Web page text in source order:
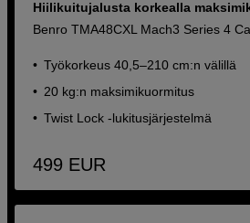
Hiilikuitujalusta korkealla
Benro TMA48CXL Mach3 Series 4
Työkorkeus 40,5–210 cm:n välillä
20 kg:n maksimikuormitus
Twist Lock -lukitusjärjestelmä
499 EUR